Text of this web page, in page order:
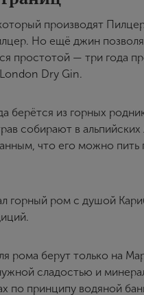
производят
Но ещё джин
простотой — три года
Dry Gin.
берётся из горных
собирают в
что его можно
горный ром с душой
рома берут только на
сладостью и
по принципу водяной